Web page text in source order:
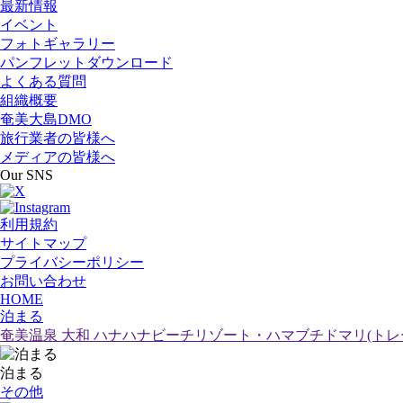
最新情報
イベント
フォトギャラリー
パンフレットダウンロード
よくある質問
組織概要
奄美大島DMO
旅行業者の皆様へ
メディアの皆様へ
Our SNS
利用規約
サイトマップ
プライバシーポリシー
お問い合わせ
HOME
泊まる
奄美温泉 大和 ハナハナビーチリゾート・ハマブチドマリ(ト
泊まる
その他